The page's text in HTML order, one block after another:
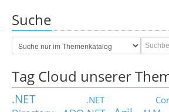
Suche
Tag Cloud unserer
.NET .NET